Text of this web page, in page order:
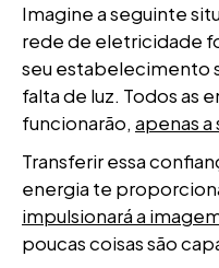
Imagine a seguinte
rede de eletricidade
seu estabelecimento
falta de luz. Todos as
funcionarão, apenas a
Transferir essa
energia te
impulsionará a
poucas coisas são